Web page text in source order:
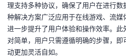
理支持多种协议，确保了用户在进行
种解决方案广泛应用于在线游戏、流媒
进一步提升了用户体验和操作效率。
对简单，用户只需遵循明确的步骤，
动更加灵活自如。